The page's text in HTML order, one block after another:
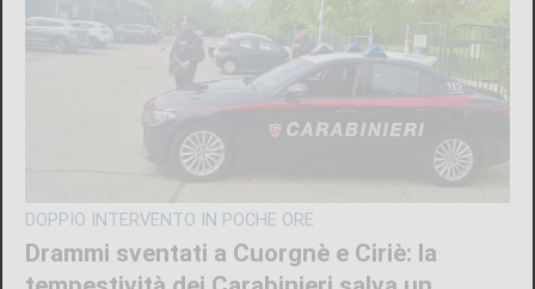
DOPPIO INTERVENTO IN POCHE ORE
Drammi sventati a Cuorgnè e Ciriè: la